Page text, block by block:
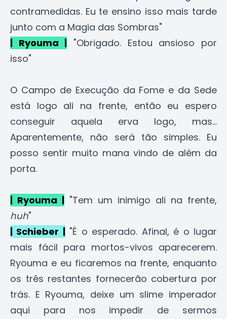
contramedidas. Eu te ensino isso mais tarde
junto com a Magia das Sombras"
| Ryouma | "Obrigado. Estou ansioso por
isso"
O Campo de Execução da Fome e da Sede
está logo ali na frente, então eu espero
conseguir aquela erva logo, mas...
Aparentemente, não será tão simples. Eu
posso sentir muito mana vindo de além da
porta.
| Ryouma | "Tem um inimigo ali na frente,
huh"
| Schieber |"É o esperado. Afinal, é o lugar
mais fácil para mortos-vivos aparecerem.
Ryouma e eu ficaremos na frente, enquanto
os três restantes fornecerão cobertura por
trás. E Ryouma, deixe um slime imperador
aqui para nos impedir de sermos